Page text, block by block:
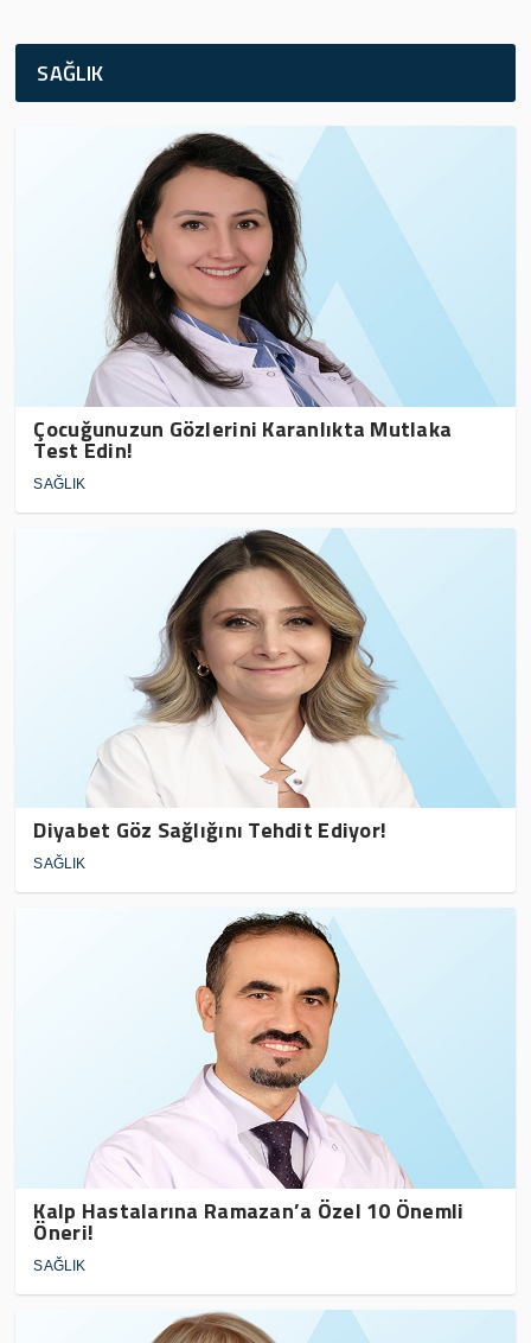
SAĞLIK
Çocuğunuzun Gözlerini Karanlıkta Mutlaka
Test Edin!
SAĞLIK
Diyabet Göz Sağlığını Tehdit Ediyor!
SAĞLIK
Kalp Hastalarına Ramazan’a Özel 10 Önemli
Öneri!
SAĞLIK